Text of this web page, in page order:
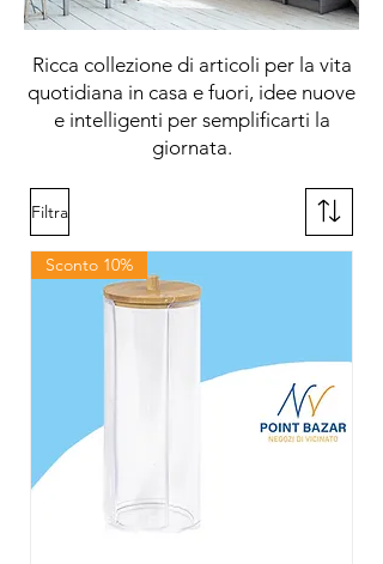
Ricca collezione di articoli per la vita
quotidiana in casa e fuori, idee nuove
e intelligenti per semplificarti la
giornata.
Filtra
Sconto 10%